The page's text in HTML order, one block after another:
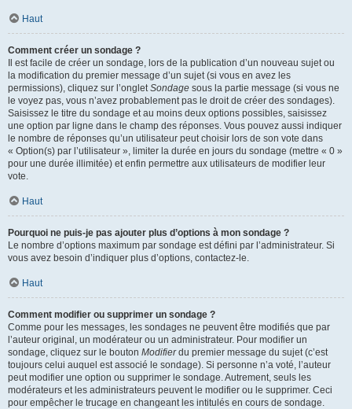
Haut
Comment créer un sondage ?
Il est facile de créer un sondage, lors de la publication d’un nouveau sujet ou
la modification du premier message d’un sujet (si vous en avez les
permissions), cliquez sur l’ongletSondage sous la partie message (si vous ne
le voyez pas, vous n’avez probablement pas le droit de créer des sondages).
Saisissez le titre du sondage et au moins deux options possibles, saisissez
une option par ligne dans le champ des réponses. Vous pouvez aussi indiquer
le nombre de réponses qu’un utilisateur peut choisir lors de son vote dans
« Option(s) par l’utilisateur », limiter la durée en jours du sondage (mettre « 0 »
pour une durée illimitée) et enfin permettre aux utilisateurs de modifier leur
vote.
Haut
Pourquoi ne puis-je pas ajouter plus d’options à mon sondage ?
Le nombre d’options maximum par sondage est défini par l’administrateur. Si
vous avez besoin d’indiquer plus d’options, contactez-le.
Haut
Comment modifier ou supprimer un sondage ?
Comme pour les messages, les sondages ne peuvent être modifiés que par
l’auteur original, un modérateur ou un administrateur. Pour modifier un
sondage, cliquez sur le bouton Modifierdu premier message du sujet (c’est
toujours celui auquel est associé le sondage). Si personne n’a voté, l’auteur
peut modifier une option ou supprimer le sondage. Autrement, seuls les
modérateurs et les administrateurs peuvent le modifier ou le supprimer. Ceci
pour empêcher le trucage en changeant les intitulés en cours de sondage.